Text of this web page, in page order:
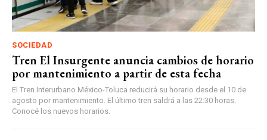
SOCIEDAD
Tren El Insurgente anuncia cambios de horario
por mantenimiento a partir de esta fecha
El Tren Interurbano México-Toluca reducirá su horario desde el 10 de
agosto por mantenimiento. El último tren saldrá a las 22:30 horas.
Conocé los nuevos horarios.